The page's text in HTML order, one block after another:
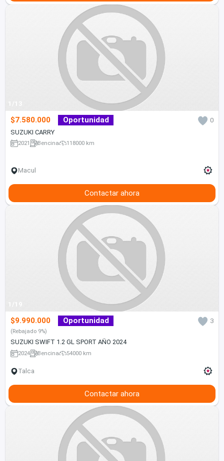
1/13
$7.580.000 Oportunidad
0
SUZUKI CARRY
2021 Bencina 118000 km
Macul
Contactar ahora
1/19
$9.990.000 Oportunidad 3
(Rebajado 9%)
SUZUKI SWIFT 1.2 GL SPORT AÑO 2024
2024 Bencina 54000 km
Talca
Contactar ahora